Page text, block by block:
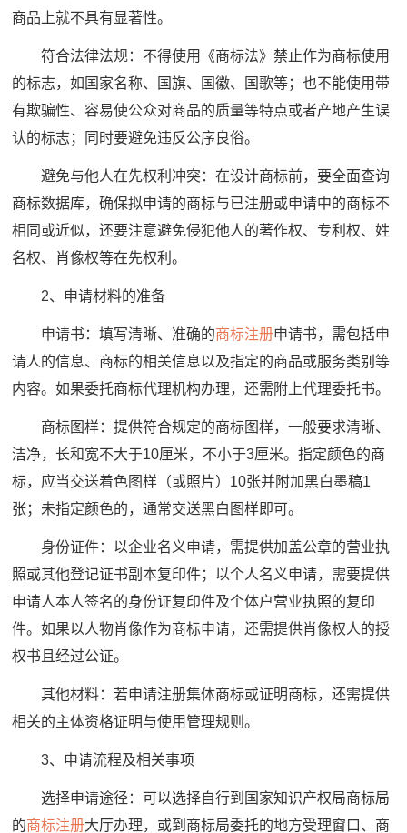
商品上就不具有显著性。
符合法律法规：不得使用《商标法》禁止作为商标使用
的标志，如国家名称、国旗、国徽、国歌等；也不能使用带
有欺骗性、容易使公众对商品的质量等特点或者产地产生误
认的标志；同时要避免违反公序良俗。
避免与他人在先权利冲突：在设计商标前，要全面查询
商标数据库，确保拟申请的商标与已注册或申请中的商标不
相同或近似，还要注意避免侵犯他人的著作权、专利权、姓
名权、肖像权等在先权利。
2、申请材料的准备
申请书：填写清晰、准确的商标注册申请书，需包括申
请人的信息、商标的相关信息以及指定的商品或服务类别等
内容。如果委托商标代理机构办理，还需附上代理委托书。
商标图样：提供符合规定的商标图样，一般要求清晰、
洁净，长和宽不大于10厘米，不小于3厘米。指定颜色的商
标，应当交送着色图样（或照片）10张并附加黑白墨稿1
张；未指定颜色的，通常交送黑白图样即可。
身份证件：以企业名义申请，需提供加盖公章的营业执
照或其他登记证书副本复印件；以个人名义申请，需要提供
申请人本人签名的身份证复印件及个体户营业执照的复印
件。如果以人物肖像作为商标申请，还需提供肖像权人的授
权书且经过公证。
其他材料：若申请注册集体商标或证明商标，还需提供
相关的主体资格证明与使用管理规则。
3、申请流程及相关事项
选择申请途径：可以选择自行到国家知识产权局商标局
的商标注册大厅办理，或到商标局委托的地方受理窗口、商